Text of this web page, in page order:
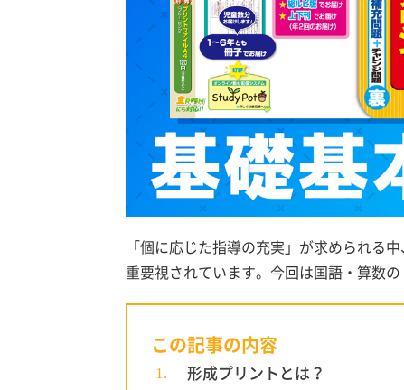
「個に応じた指導の充実」が求められる
重要視されています。今回は 国語・算数の
この記事の内容
形成プリントとは？